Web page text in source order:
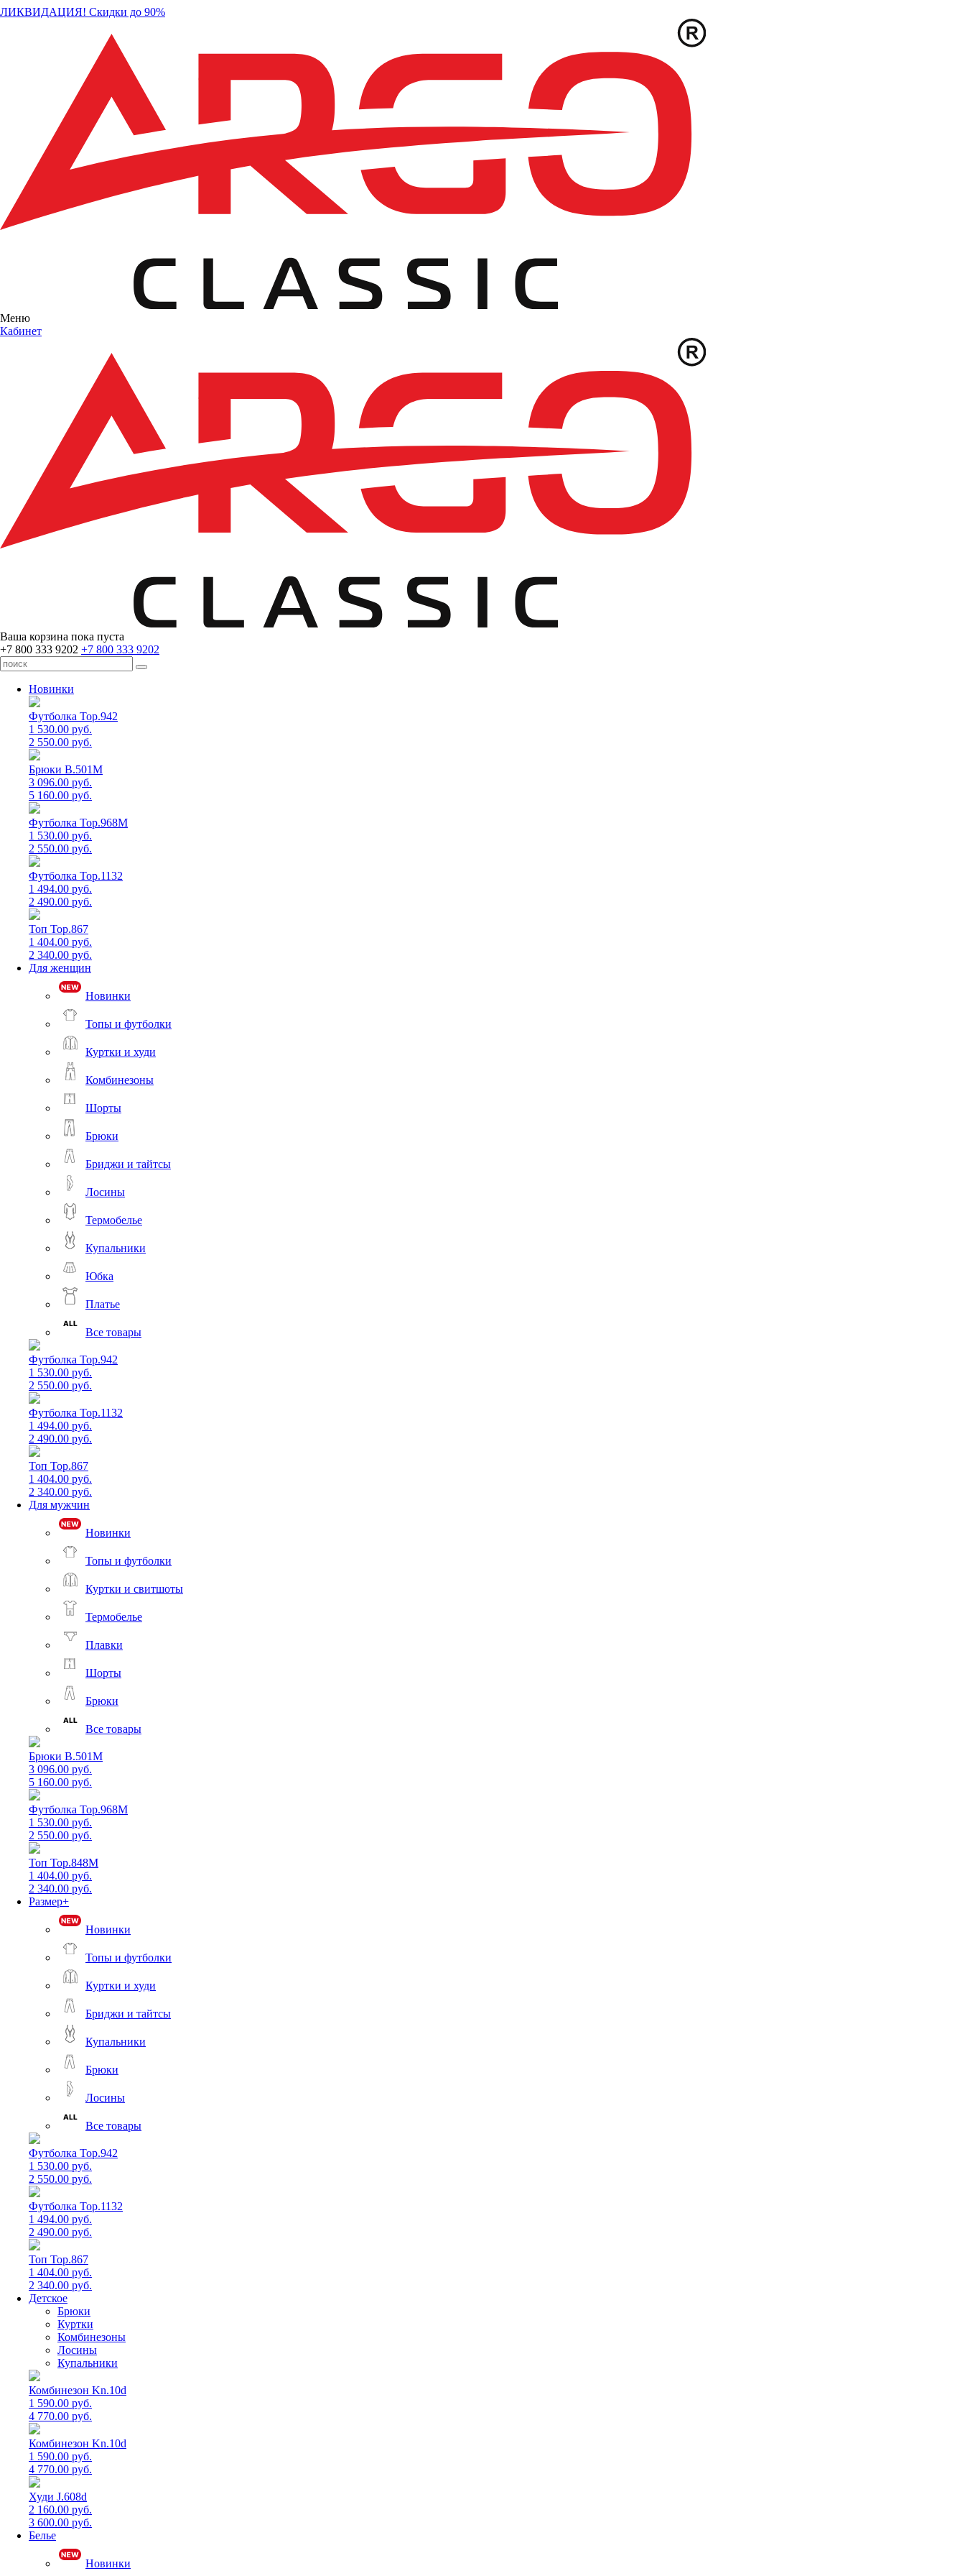
ЛИКВИДАЦИЯ! Скидки до 90%
Меню
Кабинет
Ваша корзина пока пуста
+7 800 333 9202 +7 800 333 9202
Новинки
Футболка Top.942
1 530.00 руб.
2 550.00 руб.
Брюки B.501M
3 096.00 руб.
5 160.00 руб.
Футболка Top.968M
1 530.00 руб.
2 550.00 руб.
Футболка Top.1132
1 494.00 руб.
2 490.00 руб.
Топ Top.867
1 404.00 руб.
2 340.00 руб.
Для женщин
Новинки
Топы и футболки
Куртки и худи
Комбинезоны
Шорты
Брюки
Бриджи и тайтсы
Лосины
Термобелье
Купальники
Юбка
Платье
Все товары
Футболка Top.942
1 530.00 руб.
2 550.00 руб.
Футболка Top.1132
1 494.00 руб.
2 490.00 руб.
Топ Top.867
1 404.00 руб.
2 340.00 руб.
Для мужчин
Новинки
Топы и футболки
Куртки и свитшоты
Термобелье
Плавки
Шорты
Брюки
Все товары
Брюки B.501M
3 096.00 руб.
5 160.00 руб.
Футболка Top.968M
1 530.00 руб.
2 550.00 руб.
Топ Top.848M
1 404.00 руб.
2 340.00 руб.
Размер+
Новинки
Топы и футболки
Куртки и худи
Бриджи и тайтсы
Купальники
Брюки
Лосины
Все товары
Футболка Top.942
1 530.00 руб.
2 550.00 руб.
Футболка Top.1132
1 494.00 руб.
2 490.00 руб.
Топ Top.867
1 404.00 руб.
2 340.00 руб.
Детское
Брюки
Куртки
Комбинезоны
Лосины
Купальники
Комбинезон Kn.10d
1 590.00 руб.
4 770.00 руб.
Комбинезон Kn.10d
1 590.00 руб.
4 770.00 руб.
Худи J.608d
2 160.00 руб.
3 600.00 руб.
Белье
Новинки